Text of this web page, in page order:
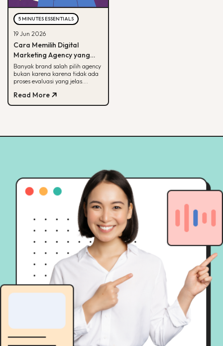
5 MINUTES ESSENTIALS
19 Jun 2026
Cara Memilih Digital
Marketing Agency yang
Tepat untuk Bisnis Kamu
Banyak brand salah pilih agency
bukan karena karena tidak ada
proses evaluasi yang jelas.
menilai agency dari spesialisasi,
track record, hingga
Read More